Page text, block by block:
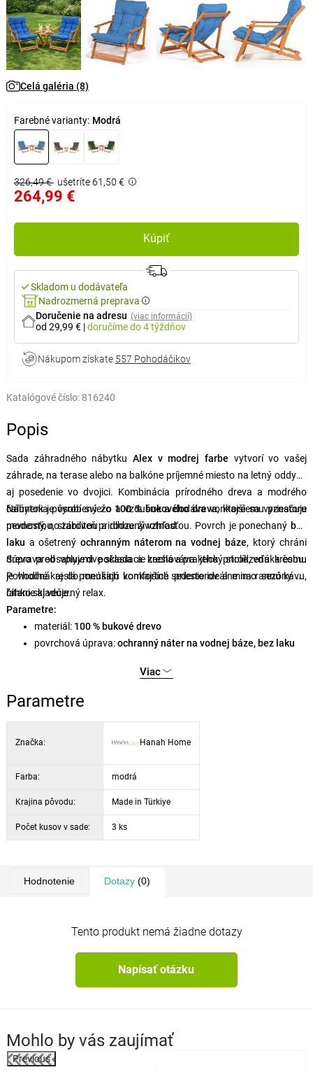
Celá galéria (8)
Farebné varianty: Modrá
326,49 € ušetríte 61,50 €
264,99 €
Kúpiť
Skladom u dodávateľa
Nadrozmerná preprava
Doručenie na adresu (viac informácií)
od 29,99 € |doručímedo 4 týždňov
Nákupom získate 557 Pohodáčikov
Katalógové číslo: 816240
Popis
Sada záhradného nábytku Alex v modrej farbe vytvorí vo vašej
záhrade, na terase alebo na balkóne príjemné miesto na letný oddych
aj posedenie vo dvojici. Kombinácia prírodného dreva a modrého
čalúnenia pôsobí sviežo a vzdušne a dodáva vonkajšiemu priestoru
moderný, no zároveň prirodzený vzhľad.
Nábytok je vyrobený zo 100 % bukového dreva, ktoré sa vyznačuje
pevnosťou, stabilitou a dlhou životnosťou. Povrch je ponechaný bez
laku a ošetrený ochranným náterom na vodnej báze, ktorý chráni
drevo pred vplyvmi počasia a zachováva jeho prirodzenú kresbu.
Pohodlné kreslá ponúkajú komfortné sedenie ideálne na rannú kávu,
čítanie aj večerný relax.
Súprava obsahuje dve skladacie kreslá a praktický stolík, vďaka čomu
je vhodná aj do menších vonkajších priestorov a mimo sezóny sa
ľahko skladuje.
Parametre:
materiál: 100 % bukové drevo
povrchová úprava:ochranný náter na vodnej báze, bez laku
50 × 81 × 50 cm(š × v × h)
dĺžka stoličky v zloženom stave:
počet kresiel:
nosnosť stola:
60 kg
Viac
Parametre
Značka: Hanah Home
Farba: modrá
Krajina pôvodu: Made in Türkiye
Počet kusov v sade: 3 ks
Hodnotenie Dotazy(0)
Tento produkt nemá žiadne dotazy
Napísať otázku
Mohlo by vás zaujímať
Previous